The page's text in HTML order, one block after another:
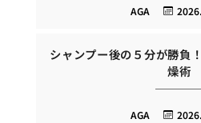
AGA
シャンプー後の５分が勝負
燥術
AGA